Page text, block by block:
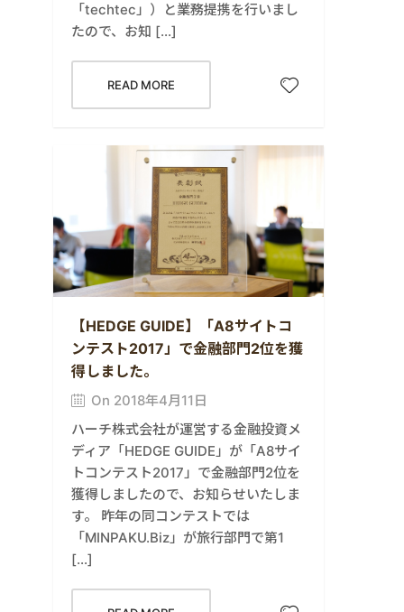
「techtec」）と業務提携を行いまし
たので、お知 […]
READ MORE
【HEDGE GUIDE】「A8サイトコ
ンテスト2017」で金融部門2位を獲
得しました。
On 2018年4月11日
ハーチ株式会社が運営する金融投資メ
ディア「HEDGE GUIDE」が「A8サイ
トコンテスト2017」で金融部門2位を
獲得しましたので、お知らせいたしま
す。 昨年の同コンテストでは
「MINPAKU.Biz」が旅行部門で第1
[…]